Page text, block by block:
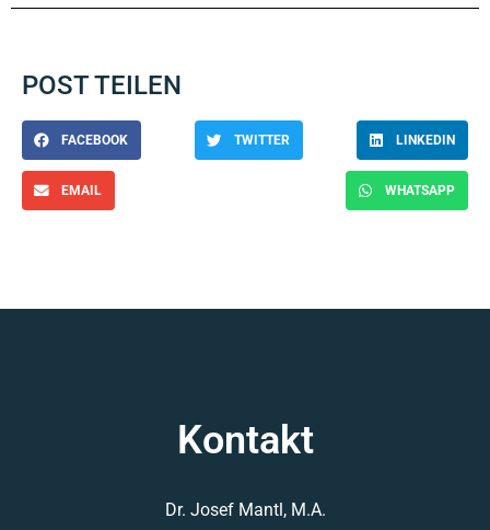
POST TEILEN
FACEBOOK TWITTER LINKEDIN
EMAIL WHATSAPP
Kontakt
Dr. Josef Mantl, M.A.